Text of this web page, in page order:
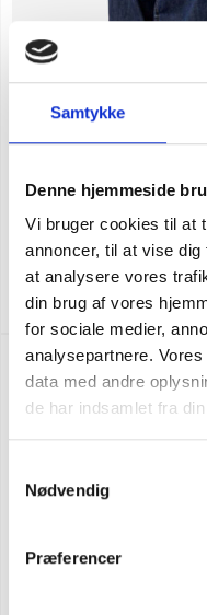
Samtykke
Denne hjemmeside
Vi bruger cookies til at
annoncer, til at vise
at analysere vores
din brug af vores
for sociale medier,
analysepartnere.
data med andre
de har indsamlet fra
Nødvendig
Præferencer
Carhartt denim fleece fodrad
SEK 1.623,75m. moms
SEK 1.299,00u. moms
NY FÄRG